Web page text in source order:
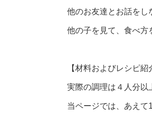
他のお友達とお話をし
他の子を見て、食べ方
【材料およびレシピ紹
実際の調理は４人分以
当ページでは、あえて